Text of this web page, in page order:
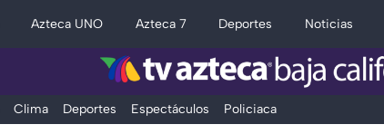
Azteca UNO Azteca 7 Deportes Noticias
Clima Deportes Espectáculos Policiaca